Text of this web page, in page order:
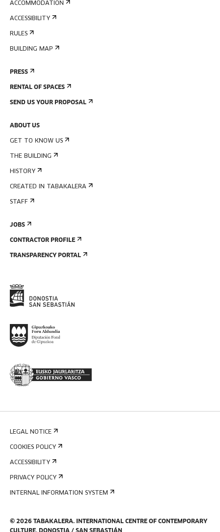
ACCOMMODATION
ACCESSIBILITY
RULES
BUILDING MAP
PRESS
RENTAL OF SPACES
SEND US YOUR PROPOSAL
ABOUT US
GET TO KNOW US
THE BUILDING
HISTORY
CREATED IN TABAKALERA
STAFF
JOBS
CONTRACTOR PROFILE
TRANSPARENCY PORTAL
© 2026 TABAKALERA.
INTERNATIONAL CENTRE OF CONTEMPORARY
LEGAL NOTICE
COOKIES POLICY
ACCESSIBILITY
PRIVACY POLICY
INTERNAL INFORMATION SYSTEM